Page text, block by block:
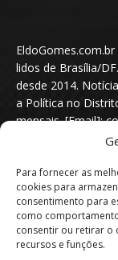
Para fornecer as
cookies para
consentimento para
como
consentir ou retirar o
recursos e funções.
lidos de Brasília/
desde 2014.
a Política no
mensais. [Email]: